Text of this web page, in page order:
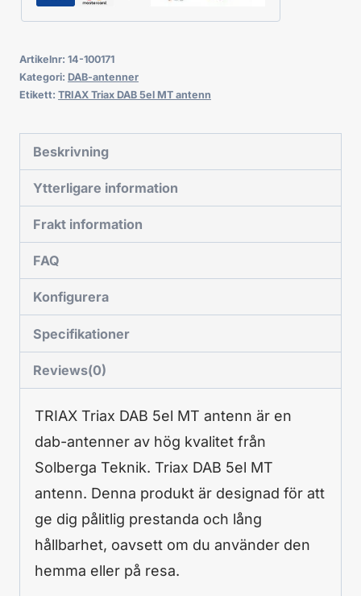
Artikelnr: 14-100171
Kategori: DAB-antenner
Etikett: TRIAX Triax DAB 5el MT antenn
Beskrivning
Ytterligare information
Frakt information
FAQ
Konfigurera
Specifikationer
Reviews(0)
TRIAX Triax DAB 5el MT antenn är en
dab-antenner av hög kvalitet från
Solberga Teknik. Triax DAB 5el MT
antenn. Denna produkt är designad för att
ge dig pålitlig prestanda och lång
hållbarhet, oavsett om du använder den
hemma eller på resa.